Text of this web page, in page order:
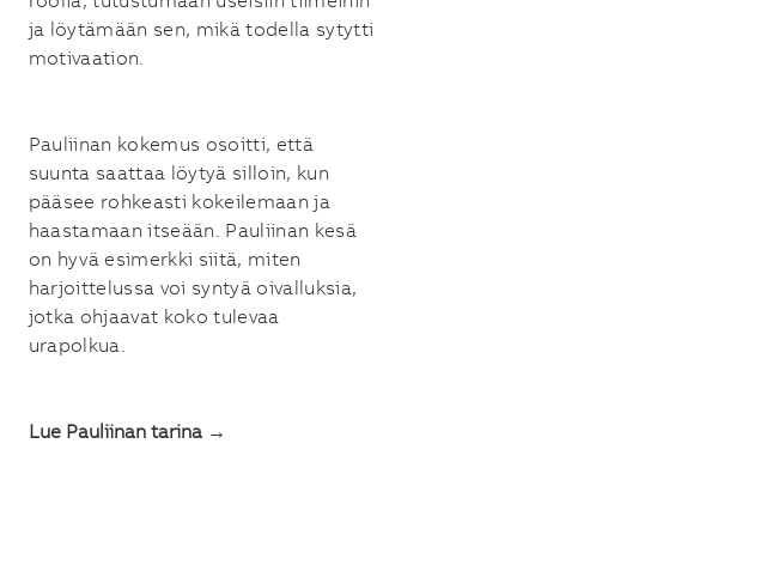
ja löytämään sen, mikä todella sytytti
motivaation.
Pauliinan kokemus osoitti, että
suunta saattaa löytyä silloin, kun
pääsee rohkeasti kokeilemaan ja
haastamaan itseään. Pauliinan kesä
on hyvä esimerkki siitä, miten
harjoittelussa voi syntyä oivalluksia,
jotka ohjaavat koko tulevaa
urapolkua.
Lue Pauliinan tarina →